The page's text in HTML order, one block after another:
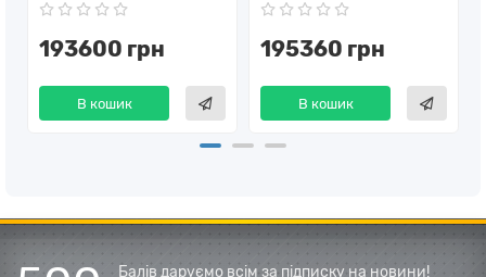
193600 грн
В кошик
195360 грн
В кошик
Балів даруємо всім за підписку на новини!